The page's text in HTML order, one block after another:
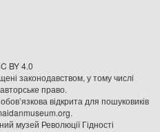
BY 4.0
законодавством, у тому числі
право.
відкрита для пошуковиків
музей Революції Гідності